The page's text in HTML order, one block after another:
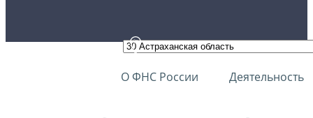
О ФНС России Деятельность